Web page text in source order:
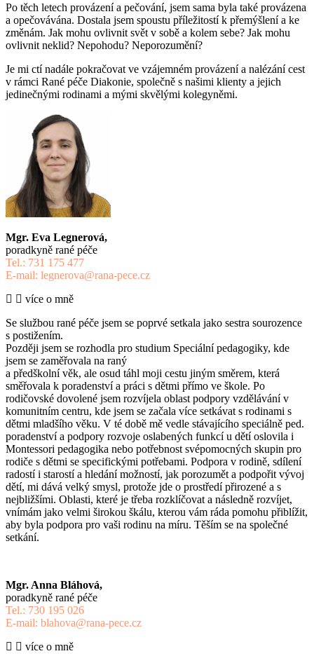
Po těch letech provázení a pečování, jsem sama byla také provázena
a opečovávána. Dostala jsem spoustu příležitostí k přemýšlení a ke
změnám. Jak mohu ovlivnit svět v sobě a kolem sebe? Jak mohu
ovlivnit neklid? Nepohodu? Neporozumění?
Je mi ctí nadále pokračovat ve vzájemném provázení a nalézání cest
v rámci Rané péče Diakonie, společně s našimi klienty a jejich
jedinečnými rodinami a mými skvělými kolegyněmi.
Mgr. Eva Legnerová,
poradkyně rané péče
Tel.: 731 175 477
E-mail: legnerova@rana-pece.cz
více o mně
Se službou rané péče jsem se poprvé setkala jako sestra sourozence
s postižením.
Později jsem se rozhodla pro studium Speciální pedagogiky, kde
jsem se zaměřovala na raný
a předškolní věk, ale osud táhl moji cestu jiným směrem, která
směřovala k poradenství a práci s dětmi přímo ve škole. Po
rodičovské dovolené jsem rozvíjela oblast podpory vzdělávání v
komunitním centru, kde jsem se začala více setkávat s rodinami s
dětmi mladšího věku. V té době mě vedle stávajícího speciálně ped.
poradenství a podpory rozvoje oslabených funkcí u dětí oslovila i
Montessori pedagogika nebo potřebnost svépomocných skupin pro
rodiče s dětmi se specifickými potřebami. Podpora v rodině, sdílení
radostí i starostí a hledání možností, jak porozumět a podpořit vývoj
dětí, mi dává velký smysl, protože jde o prostředí přirozené a s
nejbližšími. Oblasti, které je třeba rozklíčovat a následně rozvíjet,
vnímám jako velmi širokou škálu, kterou vám ráda pomohu přiblížit,
aby byla podpora pro vaši rodinu na míru. Těším se na společné
setkání.
Mgr. Anna Bláhová,
poradkyně rané péče
Tel.: 730 195 026
E-mail: blahova@rana-pece.cz
více o mně